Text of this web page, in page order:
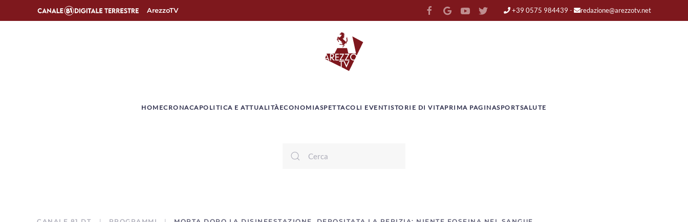
ArezzoTV +39 0575 984439 - redazione@arezzotv.net
­HOMECRONACAPOLITICA E ATTUALITÀECONOMIASPETTACOLI EVENTISTORIE DI VITAPRIMA PAGINASPORTSALUTE